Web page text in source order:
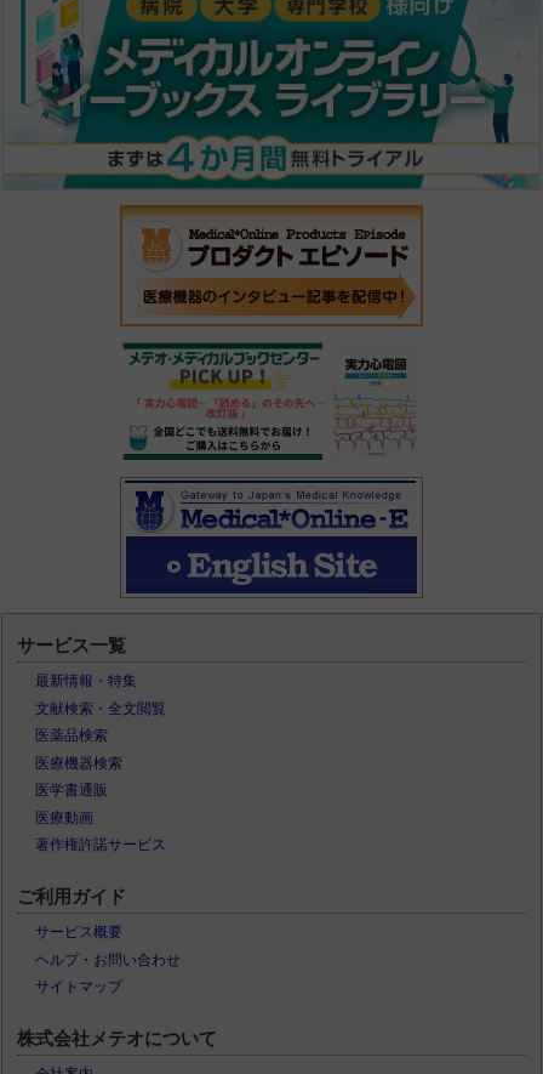
サービス一覧
最新情報・特集
文献検索・全文閲覧
医薬品検索
医療機器検索
医学書通販
医療動画
著作権許諾サービス
ご利用ガイド
サービス概要
ヘルプ・お問い合わせ
サイトマップ
株式会社メテオについて